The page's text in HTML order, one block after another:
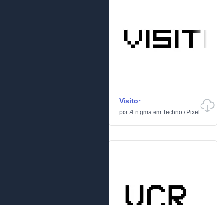
Visitor
por Ænigma em Techno / Pixel